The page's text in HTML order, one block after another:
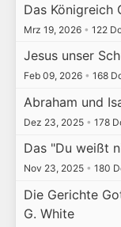
Das Königreich
Mrz 19, 2026 • 122
Jesus unser
Feb 09, 2026 • 168
Abraham und
Dez 23, 2025 • 178
Das "Du weißt
Nov 23, 2025 • 180
Die Gerichte
G. White